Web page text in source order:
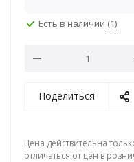
Есть в наличии (1)
Поделиться
Цена действительна
отличаться от цен в